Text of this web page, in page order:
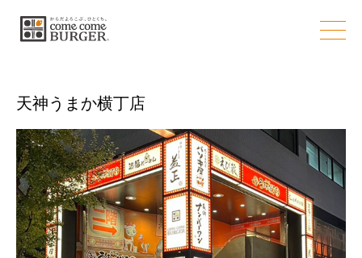
店舗情報
天神うまか横丁店